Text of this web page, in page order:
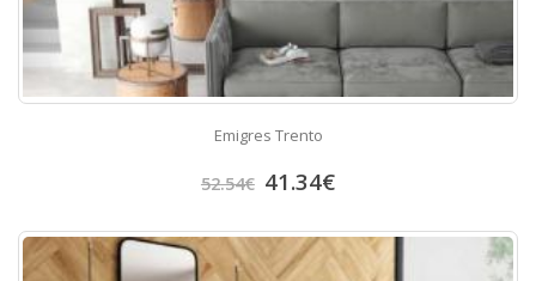
Emigres Trento
52.54€ 41.34€